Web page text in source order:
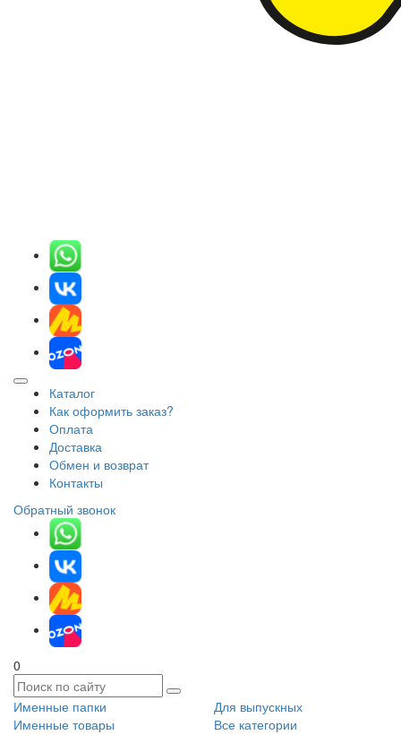
Каталог
Как оформить заказ?
Оплата
Доставка
Обмен и возврат
Контакты
Обратный звонок
0
Именные папки
Для выпускных
Именные товары
Все категории